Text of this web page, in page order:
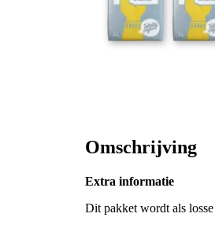
Omschrijving
Extra informatie
Dit pakket wordt als